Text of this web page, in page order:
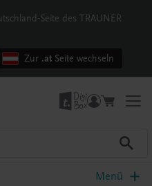
Seite des TRAUNER
Zur .at Seite wechseln
Menü